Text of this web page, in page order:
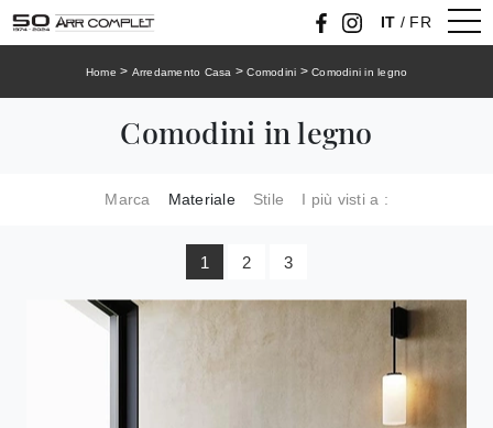
IT / FR
Home > Arredamento Casa >Comodini > Comodini in legno
Comodini in legno
Marca Materiale Stile I più visti a :
1 2 3